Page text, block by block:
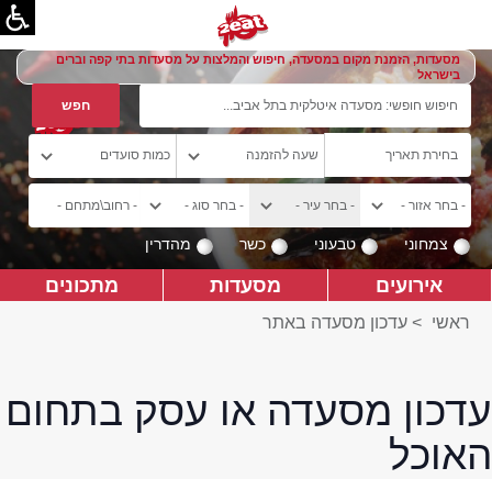
מסעדות, הזמנת מקום במסעדה, חיפוש והמלצות על מסעדות בתי קפה וברים
בישראל
צמחוני טבעוני כשר מהדרין
אירועים מסעדות מתכונים
ראשי > עדכון מסעדה באתר
עדכון מסעדה או עסק בתחום
האוכל